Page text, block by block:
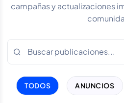
campañas y actualizaciones
TODOS ANUNCIOS